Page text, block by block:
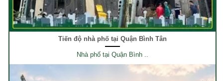
Tiến độ nhà phố tại Quận Bình Tân
Nhà phố tại Quận Bình ..